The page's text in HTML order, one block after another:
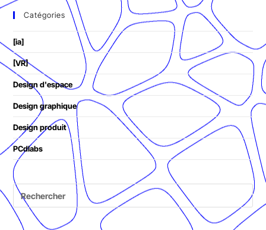
Catégories
[ia]
[VR]
Design d'espace
Design graphique
Design produit
PCdlabs